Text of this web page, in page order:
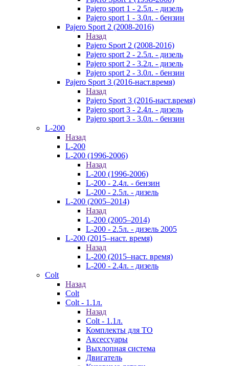
Pajero sport 1 - 2.5л. - дизель
Pajero sport 1 - 3.0л. - бензин
Pajero Sport 2 (2008-2016)
Назад
Pajero Sport 2 (2008-2016)
Pajero sport 2 - 2.5л. - дизель
Pajero sport 2 - 3.2л. - дизель
Pajero sport 2 - 3.0л. - бензин
Pajero Sport 3 (2016-наст.время)
Назад
Pajero Sport 3 (2016-наст.время)
Pajero sport 3 - 2.4л. - дизель
Pajero sport 3 - 3.0л. - бензин
L-200
Назад
L-200
L-200 (1996-2006)
Назад
L-200 (1996-2006)
L-200 - 2.4л. - бензин
L-200 - 2.5л. - дизель
L-200 (2005–2014)
Назад
L-200 (2005–2014)
L-200 - 2.5л. - дизель 2005
L-200 (2015–наст. время)
Назад
L-200 (2015–наст. время)
L-200 - 2.4л. - дизель
Colt
Назад
Colt
Colt - 1.1л.
Назад
Colt - 1.1л.
Комплекты для ТО
Аксессуары
Выхлопная система
Двигатель